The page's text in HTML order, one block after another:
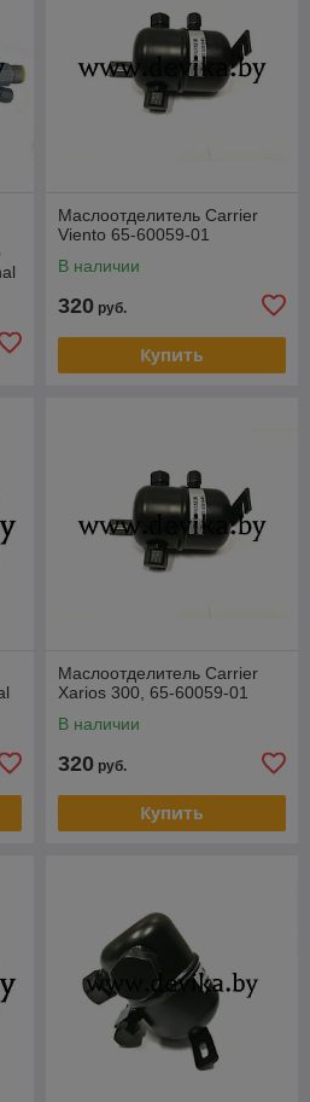
Маслоотделитель Carrier
Viento 65-60059-01
В наличии
320 руб.
Купить
Маслоотделитель Carrier
Xarios 300, 65-60059-01
В наличии
320 руб.
Купить